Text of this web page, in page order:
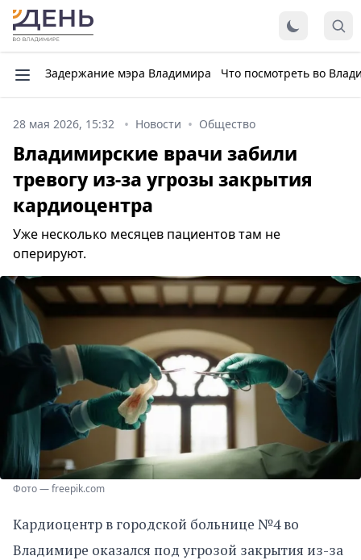
Задержание мэра Владимира Что посмотреть во
28 мая 2026, 15:32 Новости Общество
Владимирские врачи забили
тревогу из-за угрозы закрытия
кардиоцентра
Уже несколько месяцев пациентов там не
оперируют.
Фото — freepik.com
Кардиоцентр в городской больнице №4 во
Владимире оказался под угрозой закрытия из-за